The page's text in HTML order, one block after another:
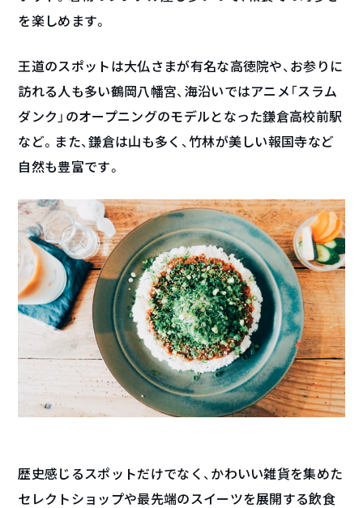
を楽しめます。
王道のスポットは大仏さまが有名な高徳院や、お参りに
訪れる人も多い鶴岡八幡宮、海沿いではアニメ「スラム
ダンク」のオープニングのモデルとなった鎌倉高校前駅
など。また、鎌倉は山も多く、竹林が美しい報国寺など
自然も豊富です。
歴史感じるスポットだけでなく、かわいい雑貨を集めた
セレクトショップや最先端のスイーツを展開する飲食